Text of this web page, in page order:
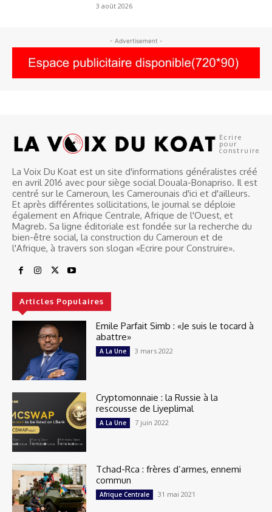
3 août 2026
- Advertisement -
Ecrire
pour
construire
La Voix Du Koat est un site d'informations généralistes créé
en avril 2016 avec pour siège social Douala-Bonapriso. Il est
centré sur le Cameroun, les Camerounais d'ici et d'ailleurs.
Et après différentes sollicitations, le journal se déploie
également en Afrique Centrale, Afrique de l'Ouest, et
Magreb. Sa ligne éditoriale est fondée sur la recherche du
bien-être social, la construction du Cameroun et de
l'Afrique, à travers son slogan «Ecrire pour Construire».
Articles Populaires
Emile Parfait Simb : «Je suis le tocard à
abattre»
A La Une 3 mars 2022
Cryptomonnaie : la Russie à la
rescousse de Liyeplimal
A La Une 7 juin 2022
Tchad-Rca : frères d’armes, ennemi
commun
Afrique Centrale 31 mai 2021